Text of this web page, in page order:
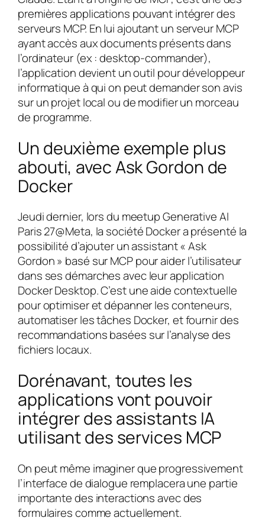
premières applications pouvant intégrer des
serveurs MCP. En lui ajoutant un serveur MCP
ayant accès aux documents présents dans
l’ordinateur (ex : desktop-commander),
l’application devient un outil pour développeur
informatique à qui on peut demander son avis
sur un projet local ou de modifier un morceau
de programme.
Un deuxième exemple plus
abouti, avec Ask Gordon de
Docker
Jeudi dernier, lors du meetup Generative AI
Paris 27@Meta, la société Docker a présenté la
possibilité d’ajouter un assistant « Ask
Gordon » basé sur MCP pour aider l’utilisateur
dans ses démarches avec leur application
Docker Desktop. C’est une aide contextuelle
pour optimiser et dépanner les conteneurs,
automatiser les tâches Docker, et fournir des
recommandations basées sur l’analyse des
fichiers locaux.
Dorénavant, toutes les
applications vont pouvoir
intégrer des assistants IA
utilisant des services MCP
On peut même imaginer que progressivement
l’interface de dialogue remplacera une partie
importante des interactions avec des
formulaires comme actuellement.